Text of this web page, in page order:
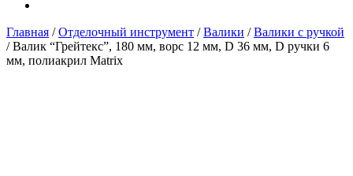
Главная /Отделочный инструмент /Валики /Валики с ручкой
/Валик “Грейтекс”, 180 мм, ворс 12 мм, D 36 мм, D ручки 6
мм, полиакрил Matrix